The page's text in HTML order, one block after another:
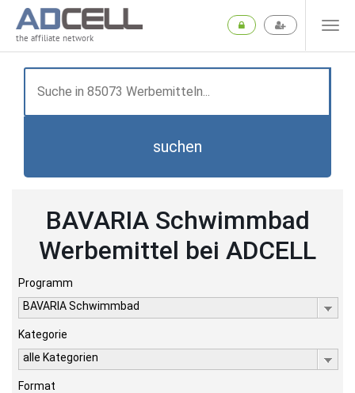
the affiliate network
suchen
BAVARIA Schwimmbad
Werbemittel bei ADCELL
Programm
BAVARIA Schwimmbad
Kategorie
alle Kategorien
Format